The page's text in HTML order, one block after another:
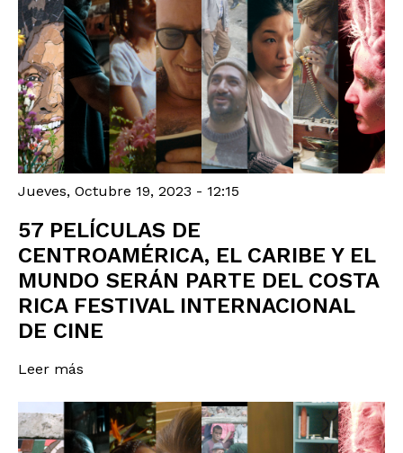
Jueves, Octubre 19, 2023 - 12:15
57 PELÍCULAS DE
CENTROAMÉRICA, EL CARIBE Y EL
MUNDO SERÁN PARTE DEL COSTA
RICA FESTIVAL INTERNACIONAL
DE CINE
Leer más